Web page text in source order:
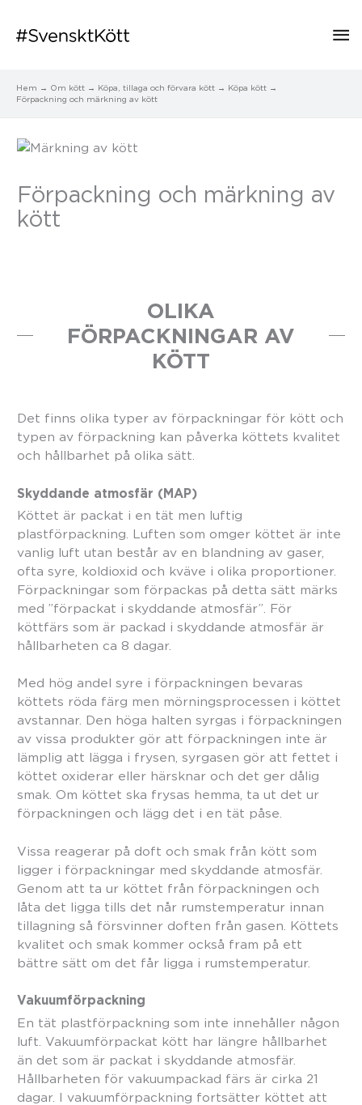
Hem Om kött Köpa, tillaga och förvara kött
Köpa kött
Förpackning och märkning av kött
Förpackning och märkning av
kött
OLIKA
FÖRPACKNINGAR AV
KÖTT
Det finns olika typer av förpackningar för kött och
typen av förpackning kan påverka köttets kvalitet
och hållbarhet på olika sätt.
Skyddande atmosfär (MAP)
Köttet är packat i en tät men luftig
plastförpackning. Luften som omger köttet är inte
vanlig luft utan består av en blandning av gaser,
ofta syre, koldioxid och kväve i olika proportioner.
Förpackningar som förpackas på detta sätt märks
med ”förpackat i skyddande atmosfär”. För
köttfärs som är packad i skyddande atmosfär är
hållbarheten ca 8 dagar.
Med hög andel syre i förpackningen bevaras
köttets röda färg men mörningsprocessen i köttet
avstannar. Den höga halten syrgas i förpackningen
av vissa produkter gör att förpackningen inte är
lämplig att lägga i frysen, syrgasen gör att fettet i
köttet oxiderar eller härsknar och det ger dålig
smak. Om köttet ska frysas hemma, ta ut det ur
förpackningen och lägg det i en tät påse.
Vissa reagerar på doft och smak från kött som
ligger i förpackningar med skyddande atmosfär.
Genom att ta ur köttet från förpackningen och
låta det ligga tills det når rumstemperatur innan
tillagning så försvinner doften från gasen. Köttets
kvalitet och smak kommer också fram på ett
bättre sätt om det får ligga i rumstemperatur.
Vakuumförpackning
En tät plastförpackning som inte innehåller någon
luft. Vakuumförpackat kött har längre hållbarhet
än det som är packat i skyddande atmosfär.
Hållbarheten för vakuumpackad färs är cirka 21
dagar. I vakuumförpackning fortsätter köttet att